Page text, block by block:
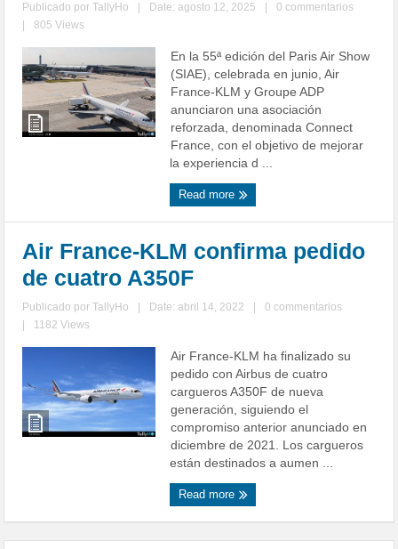
Publicado porTallyHo Date: agosto 12, 2025
0 commentarios
805 Views
En la 55ª edición del Paris Air Show
(SIAE), celebrada en junio, Air
France-KLM y Groupe ADP
anunciaron una asociación
reforzada, denominada Connect
France, con el objetivo de mejorar
la experiencia d ...
Read more
Air France-KLM confirma pedido
de cuatro A350F
Publicado porTallyHo Date: abril 14, 2022
0 commentarios
1182 Views
Air France-KLM ha finalizado su
pedido con Airbus de cuatro
cargueros A350F de nueva
generación, siguiendo el
compromiso anterior anunciado en
diciembre de 2021. Los cargueros
están destinados a aumen ...
Read more